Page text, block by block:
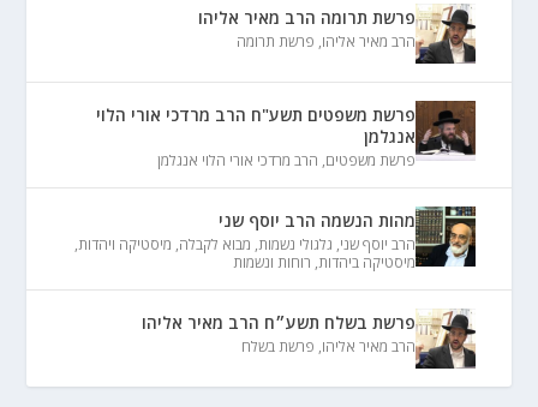
פרשת תרומה הרב מאיר אליהו
הרב מאיר אליהו, פרשת תרומה
פרשת משפטים תשע"ח הרב מרדכי אורי הלוי
אנגלמן
פרשת משפטים, הרב מרדכי אורי הלוי אנגלמן
מהות הנשמה הרב יוסף שני
הרב יוסף שני, גלגולי נשמות, מבוא לקבלה, מיסטיקה ויהדות,
מיסטיקה ביהדות, רוחות ונשמות
פרשת בשלח תשע״ח הרב מאיר אליהו
הרב מאיר אליהו, פרשת בשלח